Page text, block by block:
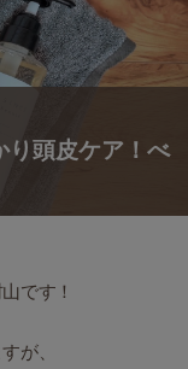
り頭皮ケア！べ
です！
が、